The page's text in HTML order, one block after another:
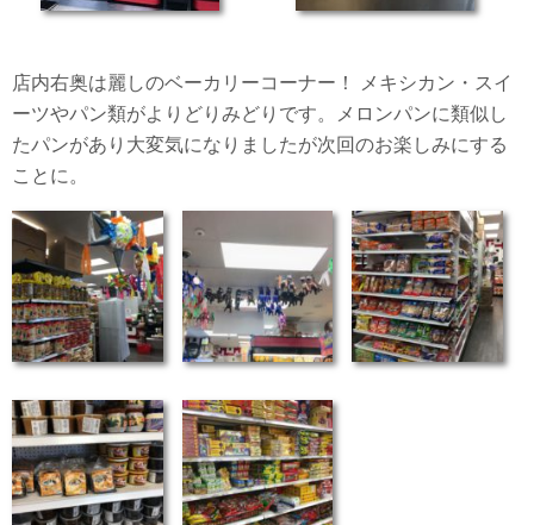
店内右奥は麗しのベーカリーコーナー！ メキシカン・スイ
ーツやパン類がよりどりみどりです。メロンパンに類似し
たパンがあり大変気になりましたが次回のお楽しみにする
ことに。